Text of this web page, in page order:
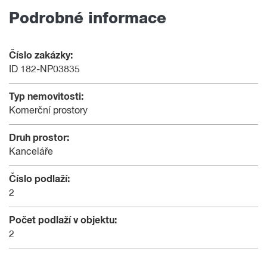
Podrobné informace
Číslo zakázky:
ID 182-NP03835
Typ nemovitosti:
Komerční prostory
Druh prostor:
Kanceláře
Číslo podlaží:
2
Počet podlaží v objektu:
2